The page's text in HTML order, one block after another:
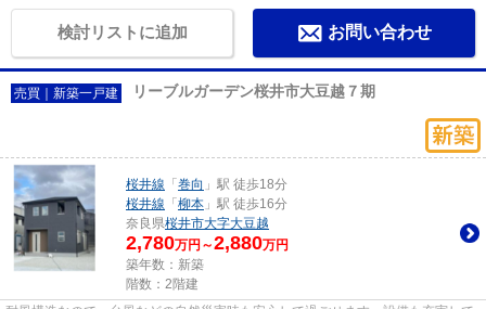
検討リストに追加 お問い合わせ
売買｜新築一戸建 リーブルガーデン桜井市大豆越７期
桜井線 「 巻向 」駅 徒歩18分
桜井線 「 柳本 」駅 徒歩16分
奈良県桜井市大字大豆越
2,780万円～2,880万円
築年数：新築
階数：2階建